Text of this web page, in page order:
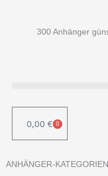
300 Anhänger
0,00 € 0
WARENKORB
ANHÄNGER-KATEGORIEN